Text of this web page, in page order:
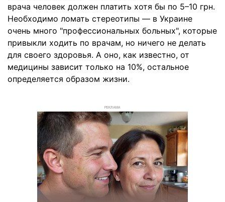
врача человек должен платить хотя бы по 5–10 грн.
Необходимо ломать стереотипы — в Украине
очень много "профессиональных больных", которые
привыкли ходить по врачам, но ничего не делать
для своего здоровья. А оно, как известно, от
медицины зависит только на 10%, остальное
определяется образом жизни.
РЕКЛАМА